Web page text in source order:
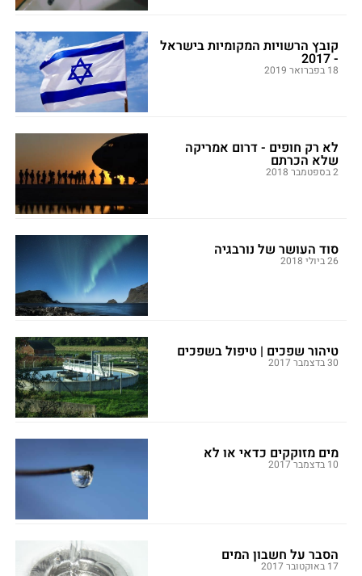
קובץ הרשויות המקומיות בישראל
- 2017
18 בפברואר 2019
לא רק חופים - דרום אמריקה
שלא הכרתם
2 בספטמבר 2018
סוד העושר של נורבגיה
26 ביולי 2018
טיהור שפכים | טיפול בשפכים
30 בדצמבר 2017
מים מזוקקים כדאי או לא
10 בדצמבר 2017
הסבר על חשבון המים
17 באוקטובר 2017